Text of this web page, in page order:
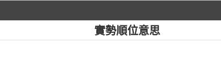
實勢順位意思